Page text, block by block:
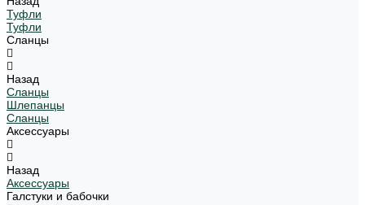
Туфли
Туфли
Сланцы
Назад
Сланцы
Шлепанцы
Сланцы
Аксессуары
Назад
Аксессуары
Галстуки и бабочки